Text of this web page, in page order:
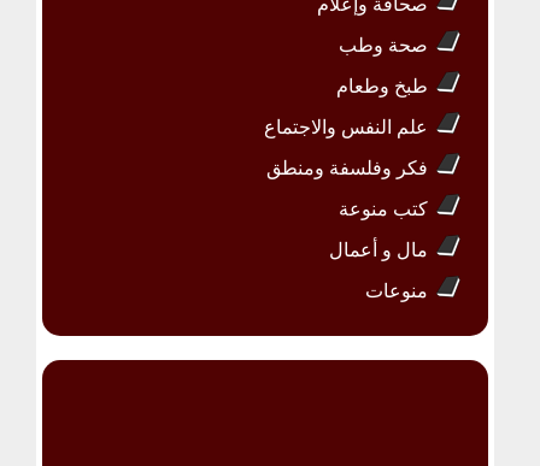
صحة وطب
طبخ وطعام
علم النفس والاجتماع
فكر وفلسفة ومنطق
كتب منوعة
مال و أعمال
منوعات